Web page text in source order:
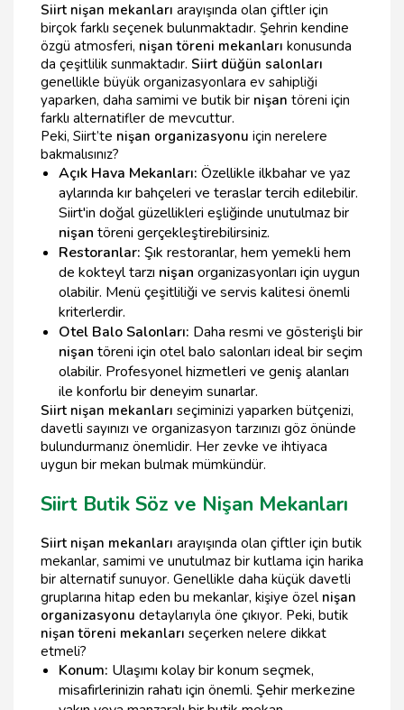
Siirt nişan mekanları arayışında olan çiftler için
birçok farklı seçenek bulunmaktadır. Şehrin kendine
özgü atmosferi, nişan töreni mekanları konusunda
da çeşitlilik sunmaktadır. Siirt düğün salonları
genellikle büyük organizasyonlara ev sahipliği
yaparken, daha samimi ve butik bir nişan töreni için
farklı alternatifler de mevcuttur.
Peki, Siirt’te nişan organizasyonu için nerelere
bakmalısınız?
Açık Hava Mekanları: Özellikle ilkbahar ve yaz
aylarında kır bahçeleri ve teraslar tercih edilebilir.
Siirt'in doğal güzellikleri eşliğinde unutulmaz bir
nişan töreni gerçekleştirebilirsiniz.
Restoranlar: Şık restoranlar, hem yemekli hem
de kokteyl tarzı nişan organizasyonları için uygun
olabilir. Menü çeşitliliği ve servis kalitesi önemli
kriterlerdir.
Otel Balo Salonları: Daha resmi ve gösterişli bir
nişan töreni için otel balo salonları ideal bir seçim
olabilir. Profesyonel hizmetleri ve geniş alanları
ile konforlu bir deneyim sunarlar.
Siirt nişan mekanları seçiminizi yaparken bütçenizi,
davetli sayınızı ve organizasyon tarzınızı göz önünde
bulundurmanız önemlidir. Her zevke ve ihtiyaca
uygun bir mekan bulmak mümkündür.
Siirt Butik Söz ve Nişan Mekanları
Siirt nişan mekanları arayışında olan çiftler için butik
mekanlar, samimi ve unutulmaz bir kutlama için harika
bir alternatif sunuyor. Genellikle daha küçük davetli
gruplarına hitap eden bu mekanlar, kişiye özel nişan
organizasyonu detaylarıyla öne çıkıyor. Peki, butik
nişan töreni mekanları seçerken nelere dikkat
etmeli?
Konum: Ulaşımı kolay bir konum seçmek,
misafirlerinizin rahatı için önemli. Şehir merkezine